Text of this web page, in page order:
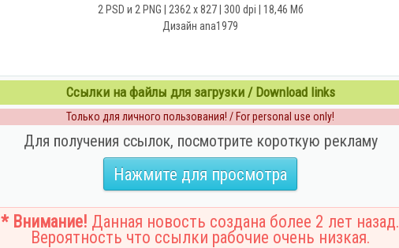
2 PSD и 2 PNG | 2362 x 827 | 300 dpi | 18,46 Мб
Дизайн ana1979
Ссылки на файлы для загрузки / Download links
Только для личного пользования! / For personal use only!
Для получения ссылок, посмотрите короткую рекламу
Нажмите для просмотра
* Внимание! Данная новость создана более 2 лет назад.
Вероятность что ссылки рабочие очень низкая.